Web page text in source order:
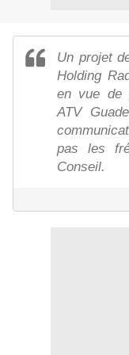
Un projet
Holding
en vue de
ATV
pas les
Conseil.